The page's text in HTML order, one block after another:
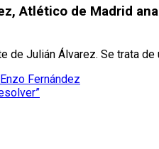
Atlético de Madrid
Julián Álvarez. Se trata
Fernández